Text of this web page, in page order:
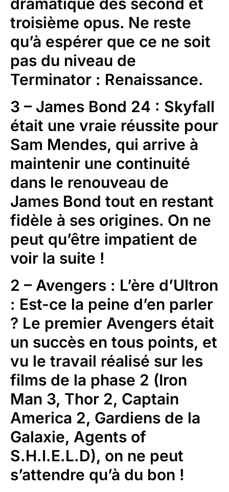
dramatique des second et
troisième opus. Ne reste
qu’à espérer que ce ne soit
pas du niveau de
Terminator : Renaissance.
3 – James Bond 24 : Skyfall
était une vraie réussite pour
Sam Mendes, qui arrive à
maintenir une continuité
dans le renouveau de
James Bond tout en restant
fidèle à ses origines. On ne
peut qu’être impatient de
voir la suite !
2 – Avengers : L’ère d’Ultron
: Est-ce la peine d’en parler
? Le premier Avengers était
un succès en tous points, et
vu le travail réalisé sur les
films de la phase 2 (Iron
Man 3, Thor 2, Captain
America 2, Gardiens de la
Galaxie, Agents of
S.H.I.E.L.D), on ne peut
s’attendre qu’à du bon !